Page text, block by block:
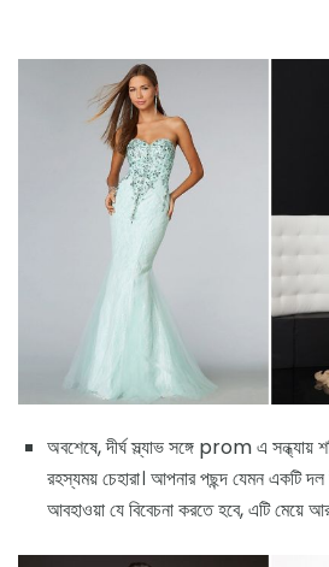
অবশেষে, দীর্ঘ স্ল্যাভ সঙ্গে prom এ
রহস্যময় চেহারা। আপনার পছন্দ যেমন একটি
আবহাওয়া যে বিবেচনা করতে হবে, এটি মেয়ে